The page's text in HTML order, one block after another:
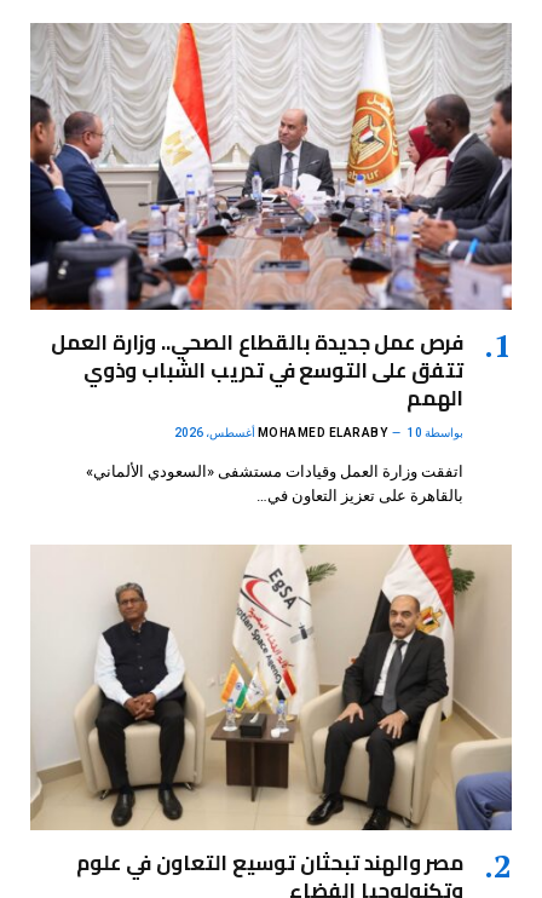
فرص عمل جديدة بالقطاع الصحي.. وزارة العمل
تتفق على التوسع في تدريب الشباب وذوي
الهمم
بواسطة MOHAMED ELARABY 10 أغسطس، 2026
اتفقت وزارة العمل وقيادات مستشفى «السعودي الألماني»
بالقاهرة على تعزيز التعاون في…
مصر والهند تبحثان توسيع التعاون في علوم